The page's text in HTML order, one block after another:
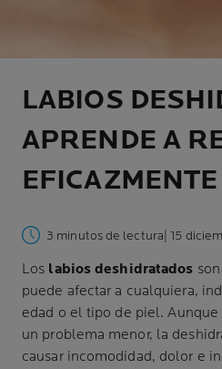
LABIOS
APRENDE A
EFICAZMENTE
3 minutos de lectura | 15
Los labios deshidratados
puede afectar a cualquiera,
edad o el tipo de piel.
un problema menor, la
causar incomodidad, dolor e